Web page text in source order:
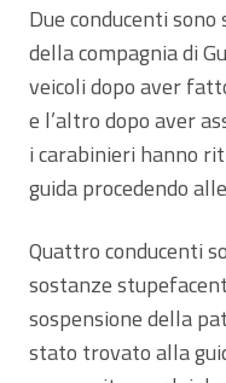
Due conducenti
della compagnia di
veicoli dopo aver
e l’altro dopo aver
i carabinieri hanno
guida procedendo
Quattro conducenti
sostanze
sospensione della
stato trovato alla